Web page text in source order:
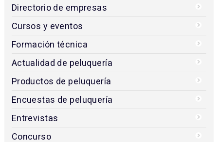
Directorio de empresas
Cursos y eventos
Formación técnica
Actualidad de peluquería
Productos de peluquería
Encuestas de peluquería
Entrevistas
Concurso